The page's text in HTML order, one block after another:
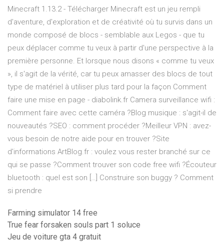
Minecraft 1.13.2 - Télécharger Minecraft est un jeu rempli
d'aventure, d'exploration et de créativité où tu survis dans un
monde composé de blocs - semblable aux Legos - que tu
peux déplacer comme tu veux à partir d'une perspective à la
première personne. Et lorsque nous disons « comme tu veux
», il s'agit de la vérité, car tu peux amasser des blocs de tout
type de matériel à utiliser plus tard pour la façon Comment
faire une mise en page - diabolink.fr Camera surveillance wifi :
Comment faire avec cette caméra ?Blog musique : s'agit-il de
nouveautés ?SEO : comment procéder ?Meilleur VPN : avez-
vous besoin de notre aide pour en trouver ?Site
d'informations ArtBlog.fr : voulez vous rester branché sur ce
qui se passe ?Comment trouver son code free wifi ?Écouteur
bluetooth : quel est son […] Construire son buggy ? Comment
si prendre
Farming simulator 14 free
True fear forsaken souls part 1 soluce
Jeu de voiture gta 4 gratuit